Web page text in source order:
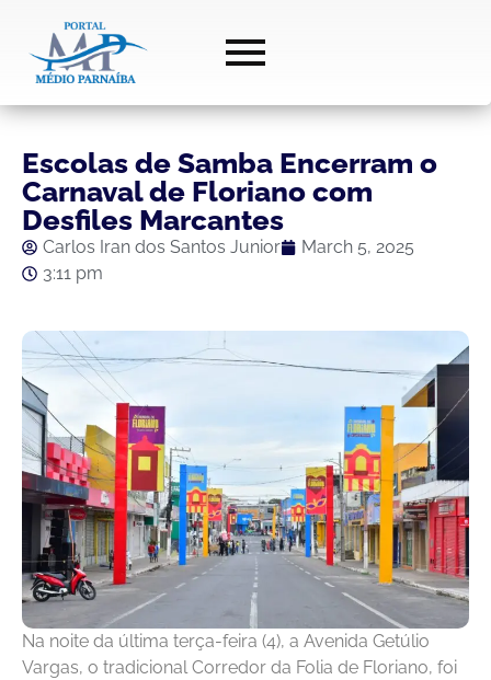
Escolas de Samba Encerram o
Carnaval de Floriano com
Desfiles Marcantes
Carlos Iran dos Santos Junior
March 5, 2025
3:11 pm
Na noite da última terça-feira (4), a Avenida Getúlio
Vargas, o tradicional Corredor da Folia de Floriano, foi